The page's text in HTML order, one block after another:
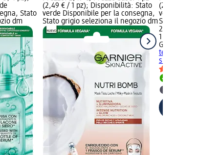
Stato
dm
(2,49 € / 1 pz); Disponibilità: Stato
verde Disponibile per la consegna,
Stato grigio seleziona il negozio dm
(2,49 € / 1
verde
Stato
2,49 €
1 pz (2,49 €
GARNIER
tessuto
super..., 1